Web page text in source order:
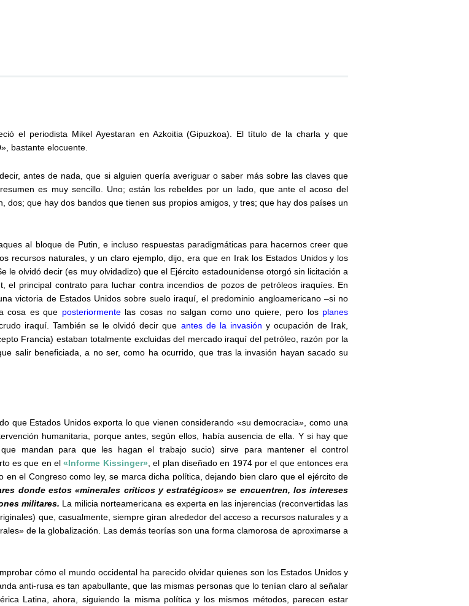
el periodista Mikel Ayestaran en Azkoitia (Gipuzkoa). El título de la charla y que
bastante elocuente.
antes de nada, que si alguien quería averiguar o saber más sobre las claves que
es muy sencillo. Uno; están los rebeldes por un lado, que ante el acoso del
dos; que hay dos bandos que tienen sus propios amigos, y tres; que hay dos países un
al bloque de Putin, e incluso respuestas paradigmáticas para hacernos creer que
recursos naturales, y un claro ejemplo, dijo, era que en Irak los Estados Unidos y los
le olvidó decir (es muy olvidadizo) queel Ejército estadounidense otorgó sin licitación a
el principal contrato para luchar contra incendios de pozos de petróleos iraquíes.
En
victoria de Estados Unidos sobre suelo iraquí, el predominio angloamericano –si no
cosa es que posteriormentelas cosas no salgan como uno quiere, pero los planes
iraquí. También se le olvidó decir que antes de la invasión y ocupación de Irak,
Francia) estaban totalmente excluidas del mercado iraquí del petróleo, razón por la
salir beneficiada, a no ser, como ha ocurrido, que tras la invasión hayan sacado su
que Estados Unidos exporta lo que vienen considerando «su democracia», como una
humanitaria, porque antes, según ellos, había ausencia de ella. Y si hay que
mandan para que les hagan el trabajo sucio) sirve para mantener el control
es que en el «Informe Kissinger» , el plan diseñado en 1974 por el que entonces era
el Congreso como ley, se marca dicha política, dejando bien claro que el ejército de
donde estos «minerales críticos y estratégicos» se encuentren, los intereses
militares. La milicia norteamericana es experta en las injerencias (reconvertidas las
que, casualmente, siempre giran alrededor del acceso a recursos naturales y a
de la globalización. Las demás teorías son una forma clamorosa de aproximarse a
cómo el mundo occidental ha parecido olvidar quienes son los Estados Unidos y
anti-rusa es tan apabullante, que las mismas personas que lo tenían claro al señalar
Latina, ahora, siguiendo la misma política y los mismos métodos, parecen estar